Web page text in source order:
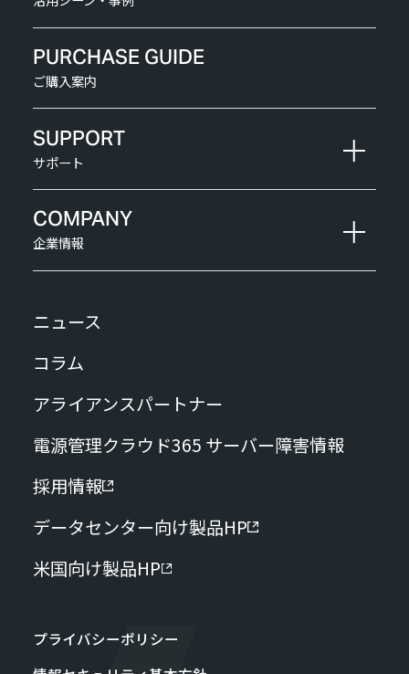
PURCHASE GUIDE
ご購入案内
SUPPORT
サポート
COMPANY
企業情報
ニュース
コラム
アライアンスパートナー
電源管理クラウド365 サーバー障害情報
採用情報
データセンター向け製品HP
米国向け製品HP
プライバシーポリシー